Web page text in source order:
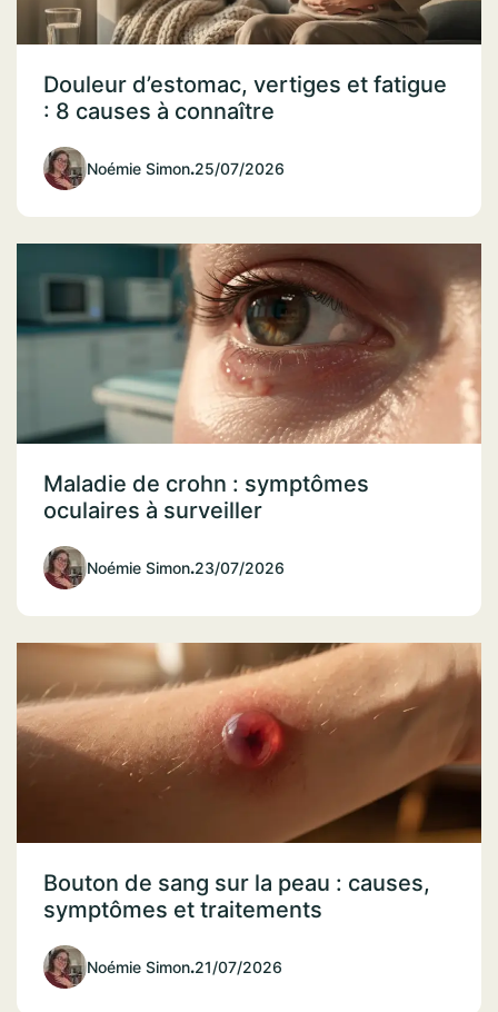
Douleur d’estomac, vertiges et fatigue
: 8 causes à connaître
Noémie Simon.25/07/2026
Maladie de crohn : symptômes
oculaires à surveiller
Noémie Simon.23/07/2026
Bouton de sang sur la peau : causes,
symptômes et traitements
Noémie Simon.21/07/2026